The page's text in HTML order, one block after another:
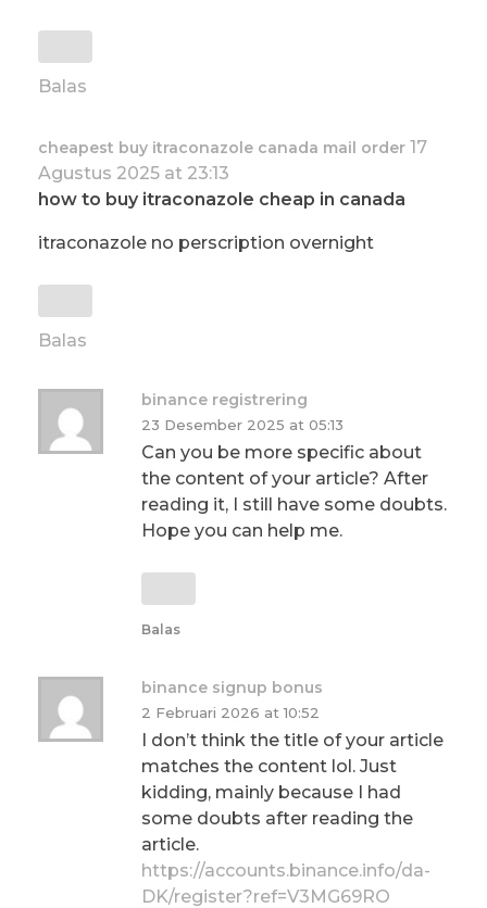
Balas
cheapest buy itraconazole canada mail order 17
Agustus 2025 at 23:13
how to buy itraconazole cheap in canada
itraconazole no perscription overnight
Balas
binance registrering
23 Desember 2025 at 05:13
Can you be more specific about
the content of your article? After
reading it, I still have some doubts.
Hope you can help me.
Balas
binance signup bonus
2 Februari 2026 at 10:52
I don’t think the title of your article
matches the content lol. Just
kidding, mainly because I had
some doubts after reading the
article.
https://accounts.binance.info/da-
DK/register?ref=V3MG69RO